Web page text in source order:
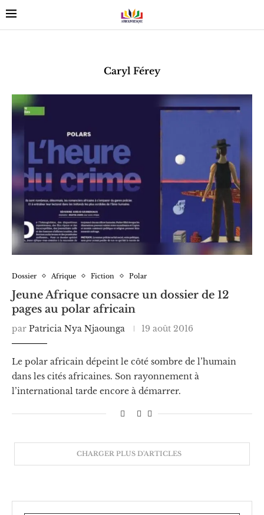
Caryl Férey
Dossier Afrique Fiction Polar
Jeune Afrique consacre un dossier de 12
pages au polar africain
par Patricia Nya Njaounga 19 août 2016
Le polar africain dépeint le côté sombre de l’humain
dans les cités africaines. Son rayonnement à
l’international tarde encore à démarrer.
CHARGER PLUS D'ARTICLES